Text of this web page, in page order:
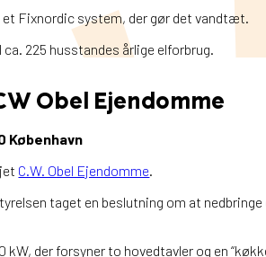
Fixnordic system, der gør det vandtæt.
225 husstandes årlige elforbrug.
Obel Ejendomme
København
C.W. Obel Ejendomme.
taget en beslutning om at
kW, der forsyner to hovedtavler og en